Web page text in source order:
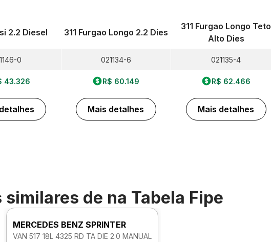
2.2 Diesel
0
43.326
311 Furgao Longo 2.2 Dies
021134-6
R$ 60.149
Mais detalhes
311 Furgao Longo Teto
Alto Dies
021135-4
R$ 62.466
Mais detalhes
similares de na Tabela Fipe
MERCEDES BENZ SPRINTER
VAN 517 18L 4325 RD TA DIE 2.0 MANUAL